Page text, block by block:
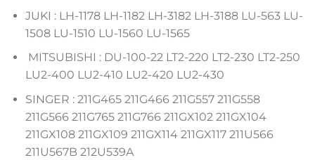
JUKI : LH-1178 LH-1182 LH-3182 LH-3188 LU-563 LU-
1508 LU-1510 LU-1560 LU-1565
MITSUBISHI : DU-100-22 LT2-220 LT2-230 LT2-250
LU2-400 LU2-410 LU2-420 LU2-430
SINGER : 211G465 211G466 211G557 211G558
211G566 211G765 211G766 211GX102 211GX104
211GX108 211GX109 211GX114 211GX117 211U566
211U567B 212U539A